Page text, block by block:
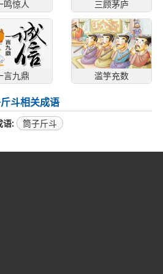
鸣惊人 三顾茅庐
言九鼎 滥竽充数
斗相关成语
语 筒子斤斗